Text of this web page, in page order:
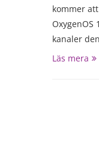
kommer
kanaler
Läs mera